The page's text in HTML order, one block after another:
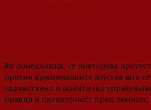
Во понеделник, се повторува
против криминалните дејства што
здравствено и политичко
правда и одговорност пред